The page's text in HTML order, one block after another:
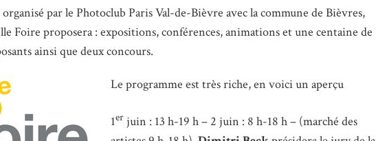
par le Photoclub Paris Val-de-Bièvre avec la commune de Bièvres,
Foire proposera : expositions, conférences, animations et une centaine de
ainsi que deux concours.
Le programme est très riche, en voici un aperçu
1er juin : 13 h-19 h – 2 juin : 8 h-18 h – (marché des